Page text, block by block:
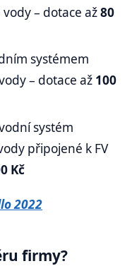
– dotace až80
systémem
– dotace až 100
systém
připojené k FV
Kč
2022
firmy?